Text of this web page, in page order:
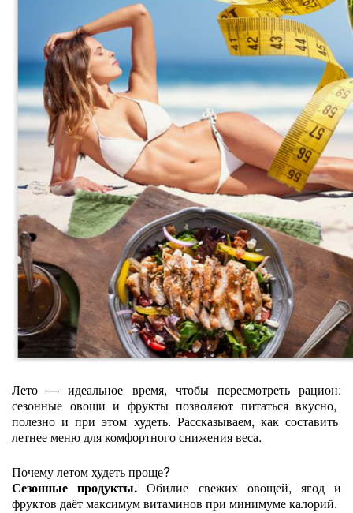
Лето — идеальное время, чтобыпересмотретьрацион:
сезонные овощи и фруктыпозволяют питатьсявкусно,
полезно и при этом худеть. Рассказываем, каксоставить
летнееменюдлякомфортногоснижениявеса.
Почемулетомхудетьпроще?
Сезонные продукты. Обилие свежиховощей, ягоди
фруктов даётмаксимумвитаминов при минимумекалорий.